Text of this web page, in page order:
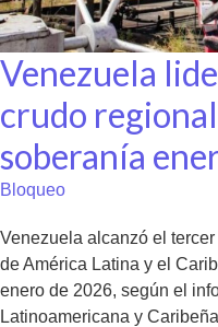
Venezuela
crudo
soberanía
Bloqueo
Venezuela alcanzó el
de América Latina y el
enero de 2026, según el
Latinoamericana y